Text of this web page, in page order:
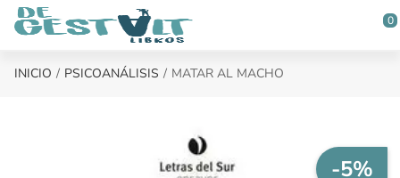
Saltar al contenido principal
0
INICIO PSICOANÁLISIS MATAR AL MACHO
-5%